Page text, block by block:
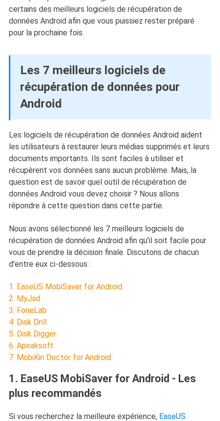
certains des meilleurs logiciels de récupération de
données Android afin que vous puissiez rester préparé
pour la prochaine fois.
Les 7 meilleurs logiciels de
récupération de données pour
Android
Les logiciels de récupération de données Android aident
les utilisateurs à restaurer leurs médias supprimés et leurs
documents importants. Ils sont faciles à utiliser et
récupèrent vos données sans aucun problème. Mais, la
question est de savoir quel outil de récupération de
données Android vous devez choisir ? Nous allons
répondre à cette question dans cette partie.
Nous avons sélectionné les 7 meilleurs logiciels de
récupération de données Android afin qu'il soit facile pour
vous de prendre la décision finale. Discutons de chacun
d'entre eux ci-dessous :
1. EaseUS MobiSaver for Android
2. MyJad
3. FoneLab
4. Disk Drill
5. Disk Digger
6. Apeaksoft
7. MobiKin Doctor for Android
1. EaseUS MobiSaver for Android - Les
plus recommandés
Si vous recherchez la meilleure expérience, EaseUS